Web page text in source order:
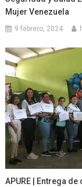
Mujer Venezuela
9 febrero, 2024
APURE | Entrega